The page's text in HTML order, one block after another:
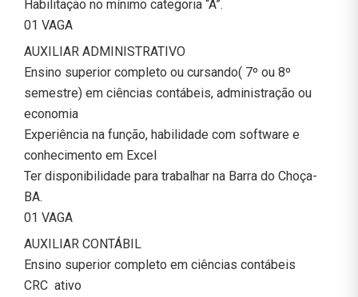
Habilitação no mínimo categoria “A”.
01 VAGA
AUXILIAR ADMINISTRATIVO
Ensino superior completo ou cursando( 7º ou 8º
semestre) em ciências contábeis, administração ou
economia
Experiência na função, habilidade com software e
conhecimento em Excel
Ter disponibilidade para trabalhar na Barra do Choça-
BA.
01 VAGA
AUXILIAR CONTÁBIL
Ensino superior completo em ciências contábeis
CRC ativo